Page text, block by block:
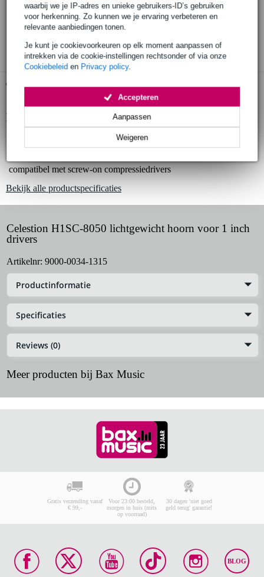
waarbij we je IP-adres en unieke gebruikers-ID’s gebruiken
voor herkenning. Zo kunnen we je ervaring verbeteren en
relevante aanbiedingen tonen.
Je kunt je cookievoorkeuren op elk moment aanpassen of
intrekken via de cookie-instellingen rechtsonder of via onze
Cookiebeleid en Privacy policy.
Weigeren
Aanpassen
Accepteren
30 dagen 'niet goed geld terug' garantie
Gratis ophalen in de winkel
Productinformatie
Celestion H1SC-8050 lichtgewicht hoorn
compatibel met screw-on compressiedrivers
Bekijk alle productspecificaties
Celestion H1SC-8050 lichtgewicht hoorn voor 1 inch
drivers
Artikelnr: 9000-0034-1315
Productinformatie
Specificaties
Reviews (0)
Meer producten bij Bax Music
Gratis verzending vanaf
€ 99,-
Voor 23:00 besteld,
morgen in huis (mits
op voorraad)
30 dagen 'niet goed
geld terug' garantie!
BLOG